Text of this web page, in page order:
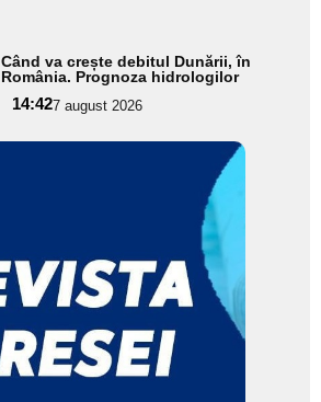
Când va crește debitul Dunării, în
România. Prognoza hidrologilor
14:427 august 2026